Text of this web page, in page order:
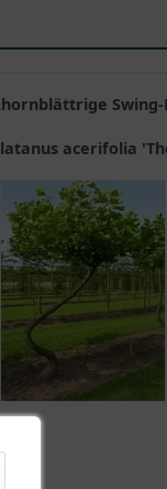
Ahornblättrige
Platanus acerifolia